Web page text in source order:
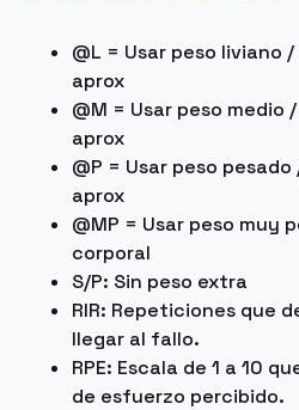
@L = Usar peso liviano
aprox
@M = Usar peso medio
aprox
@P = Usar peso
aprox
@MP = Usar peso muy
corporal
S/P: Sin peso extra
RIR: Repeticiones que
llegar al fallo.
RPE: Escala de 1 a 10
de esfuerzo percibido.